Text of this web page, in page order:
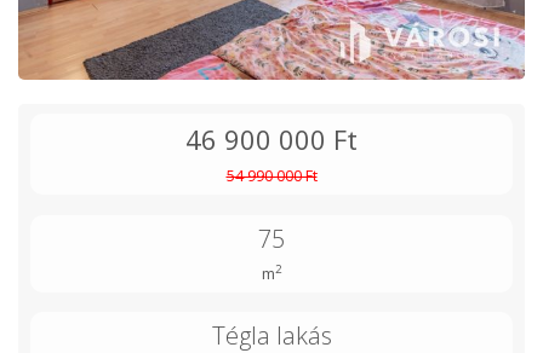
46 900 000 Ft
54 990 000 Ft
75
m2
Tégla lakás